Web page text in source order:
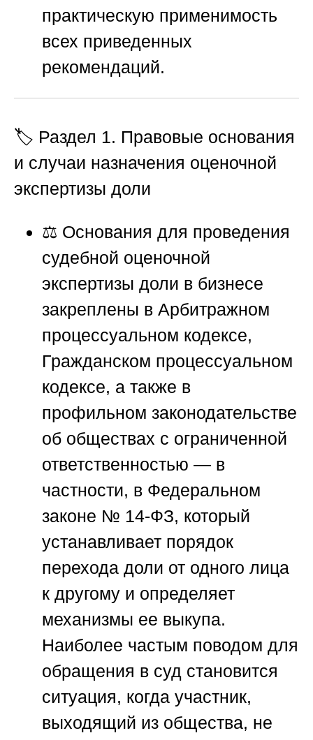
практическую применимость
всех приведенных
рекомендаций.
🏷️ Раздел 1. Правовые основания
и случаи назначения оценочной
экспертизы доли
⚖️ Основания для проведения
судебной оценочной
экспертизы доли в бизнесе
закреплены в Арбитражном
процессуальном кодексе,
Гражданском процессуальном
кодексе, а также в
профильном законодательстве
об обществах с ограниченной
ответственностью — в
частности, в Федеральном
законе № 14-ФЗ, который
устанавливает порядок
перехода доли от одного лица
к другому и определяет
механизмы ее выкупа.
Наиболее частым поводом для
обращения в суд становится
ситуация, когда участник,
выходящий из общества, не